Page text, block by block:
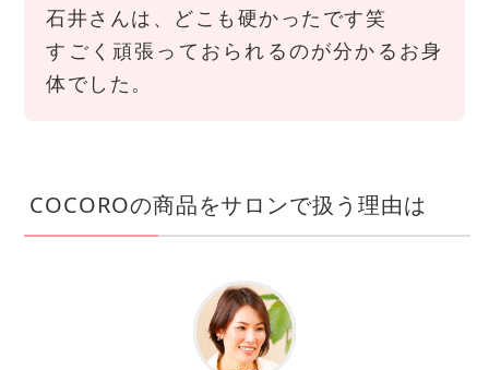
石井さんは、どこも硬かったです笑
すごく頑張っておられるのが分かるお身
体でした。
COCOROの商品をサロンで扱う理由は